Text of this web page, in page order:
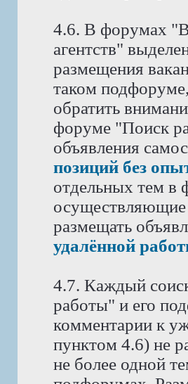
4.6. В форумах
агентств"
размещения
таком
обратить
форуме "Поиск
объявления
позиций без
отдельных тем в
осуществляющие
размещать
удалённой
4.7. Каждый
работы" и его
комментарии к
пунктом 4.6) не
не более одной